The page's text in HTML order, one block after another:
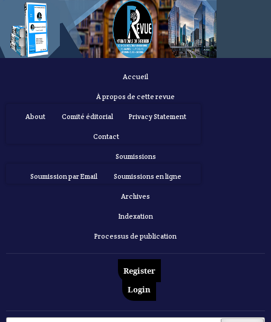
Accueil
À propos de cette revue
About Comité éditorial Privacy Statement
Contact
Soumissions
Soumission par Email Soumissions en ligne
Archives
Indexation
Processus de publication
Register
Login